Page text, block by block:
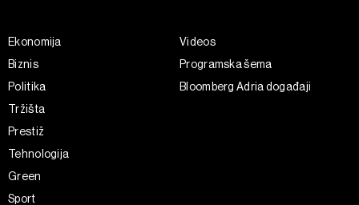
Ekonomija
Biznis
Politika
Tržišta
Prestiž
Tehnologija
Green
Sport
Videos
Programska šema
Bloomberg Adria događaji